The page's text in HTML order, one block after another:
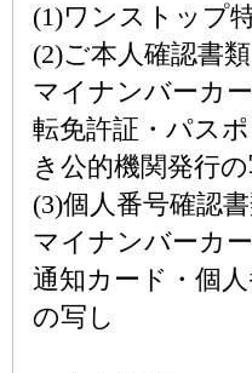
(1)ワンストップ
(2)ご本人確認書
マイナンバーカ
転免許証・パス
き公的機関発行の
(3)個人番号確認
マイナンバーカ
通知カード・個
の写し